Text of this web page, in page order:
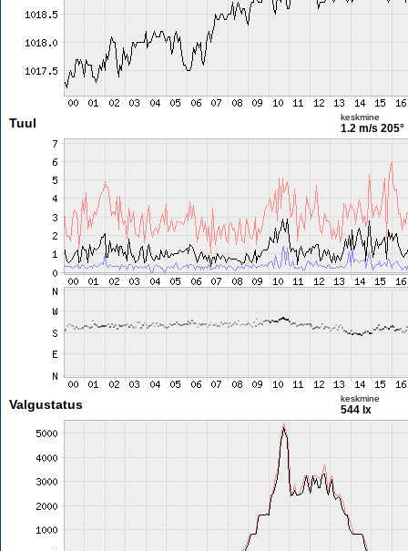
Tuul keskmine
1.2 m/s 205°
Valgustatus keskmine
544 lx